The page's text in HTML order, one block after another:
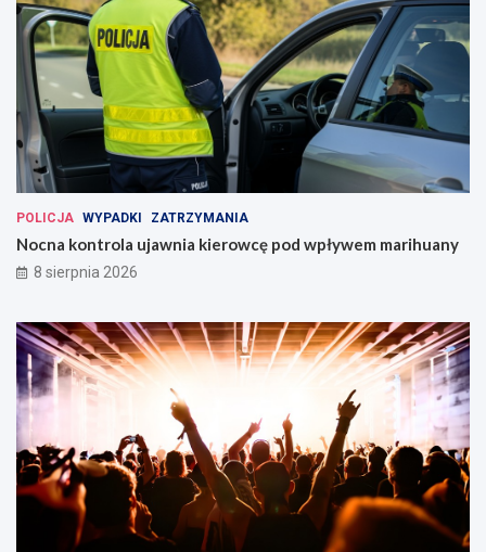
POLICJA WYPADKI ZATRZYMANIA
Nocna kontrola ujawnia kierowcę pod wpływem marihuany
8 sierpnia 2026